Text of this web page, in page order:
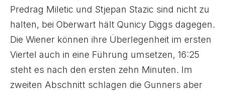
Predrag Miletic und Stjepan Stazic sind nicht zu
halten, bei Oberwart hält Qunicy Diggs dagegen.
Die Wiener können ihre Überlegenheit im ersten
Viertel auch in eine Führung umsetzen, 16:25
steht es nach den ersten zehn Minuten. Im
zweiten Abschnitt schlagen die Gunners aber